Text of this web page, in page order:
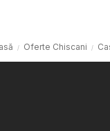
Oferte Chiscani